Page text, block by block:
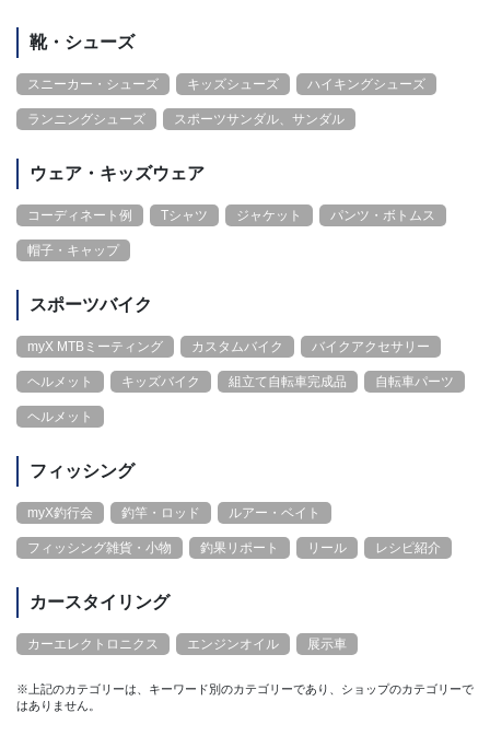
靴・シューズ
スニーカー・シューズ キッズシューズ ハイキングシューズ
ランニングシューズ スポーツサンダル、サンダル
ウェア・キッズウェア
コーディネート例 Tシャツ ジャケット パンツ・ボトムス
帽子・キャップ
スポーツバイク
myX MTBミーティング カスタムバイク バイクアクセサリー
ヘルメット キッズバイク 組立て自転車完成品 自転車パーツ
ヘルメット
フィッシング
myX釣行会 釣竿・ロッド ルアー・ベイト
フィッシング雑貨・小物 釣果リポート リール レシピ紹介
カースタイリング
カーエレクトロニクス エンジンオイル 展示車
※上記のカテゴリーは、キーワード別のカテゴリーであり、ショップのカテゴリーで
はありません。